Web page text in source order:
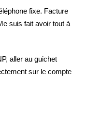
fixe. Facture
suis fait avoir tout à
aller au guichet
sur le compte